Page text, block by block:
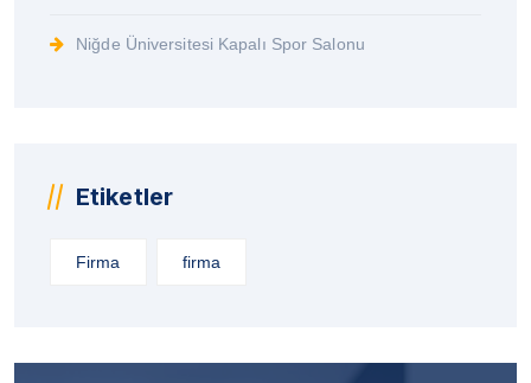
Niğde Üniversitesi Kapalı Spor Salonu
Etiketler
Firma firma